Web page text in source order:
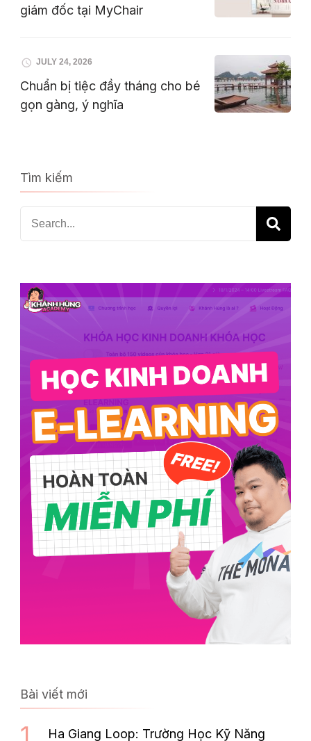
giám đốc tại MyChair
JULY 24, 2026
Chuẩn bị tiệc đầy tháng cho bé
gọn gàng, ý nghĩa
Tìm kiếm
Search
for:
Bài viết mới
Ha Giang Loop: Trường Học Kỹ Năng